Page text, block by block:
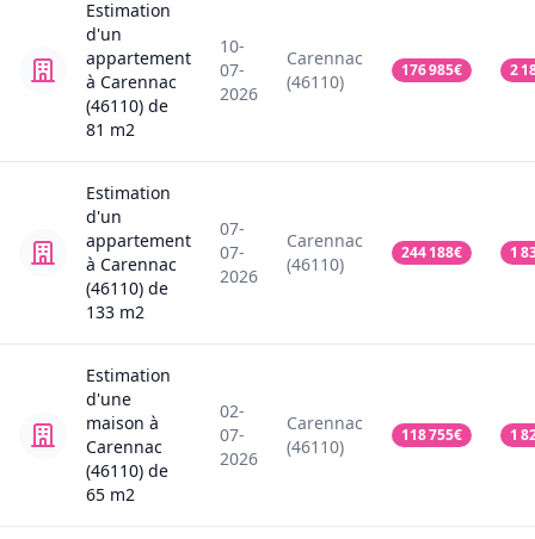
Estimation
d'un
appartement
à Carennac
(46110) de
81 m2
10-
07-
2026
Carennac
(46110)
176 985€ 2
Estimation
d'un
appartement
à Carennac
(46110) de
133 m2
07-
07-
2026
Carennac
(46110)
244 188€ 1
Estimation
d'une
maison à
Carennac
(46110) de
65 m2
02-
07-
2026
Carennac
(46110)
118 755€ 1